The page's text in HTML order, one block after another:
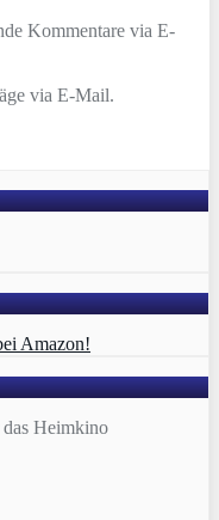
Kommentare via E-
via E-Mail.